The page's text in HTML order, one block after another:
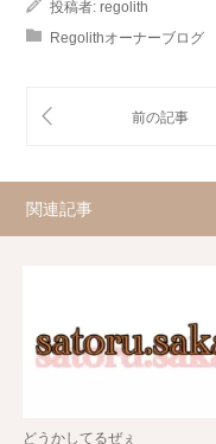
投稿者: regolith
Regolithオーナーブログ
関連記事
どうかしてるぜぇ